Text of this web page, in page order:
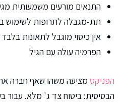
התנאים מורעים משמעותית
תת-מגבלה לתרופות לשימוש
אין כיסוי מוגבל לתאונות
הפרמיה עולה עם הגיל
הפניקס מציעה משהו שאף חברה
הבסיסית: ביטוח צד ג' מלא. עבור